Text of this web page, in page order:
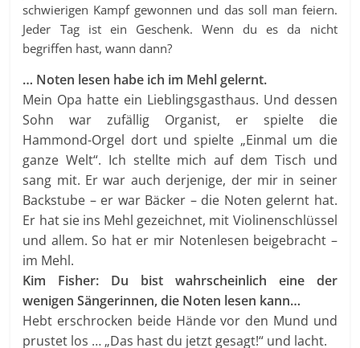
schwierigen Kampf gewonnen und das soll man feiern.
Jeder Tag ist ein Geschenk. Wenn du es da nicht
begriffen hast, wann dann?
… Noten lesen habe ich im Mehl gelernt.
Mein Opa hatte ein Lieblingsgasthaus. Und dessen
Sohn war zufällig Organist, er spielte die
Hammond-Orgel dort und spielte „Einmal um die
ganze Welt“. Ich stellte mich auf dem Tisch und
sang mit. Er war auch derjenige, der mir in seiner
Backstube – er war Bäcker – die Noten gelernt hat.
Er hat sie ins Mehl gezeichnet, mit Violinenschlüssel
und allem. So hat er mir Notenlesen beigebracht –
im Mehl.
Kim Fisher: Du bist wahrscheinlich eine der
wenigen Sängerinnen, die Noten lesen kann…
Hebt erschrocken beide Hände vor den Mund und
prustet los … „Das hast du jetzt gesagt!“ und lacht.